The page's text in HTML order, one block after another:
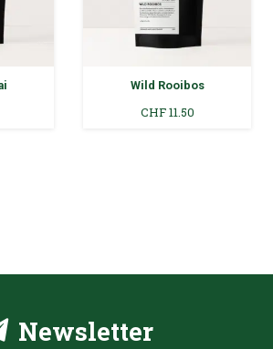
Wild Rooibos
CHF11.50
Newsletter